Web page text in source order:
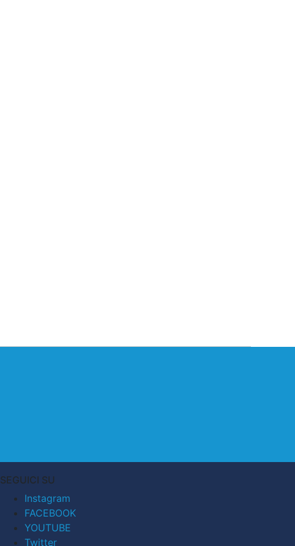
SEGUICI SU
Instagram
FACEBOOK
YOUTUBE
Twitter